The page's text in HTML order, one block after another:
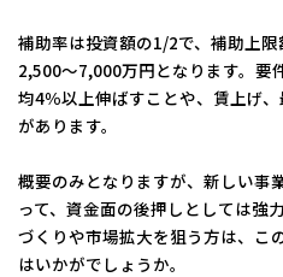
お問い合わせフォーム
拠点一覧
補助率は投資額の1/2で、補助上
2,500〜7,000万円となります。要
均4％以上伸ばすことや、賃上げ
があります。
概要のみとなりますが、新しい事
って、資金面の後押しとしては強
づくりや市場拡大を狙う方は、こ
はいかがでしょうか。